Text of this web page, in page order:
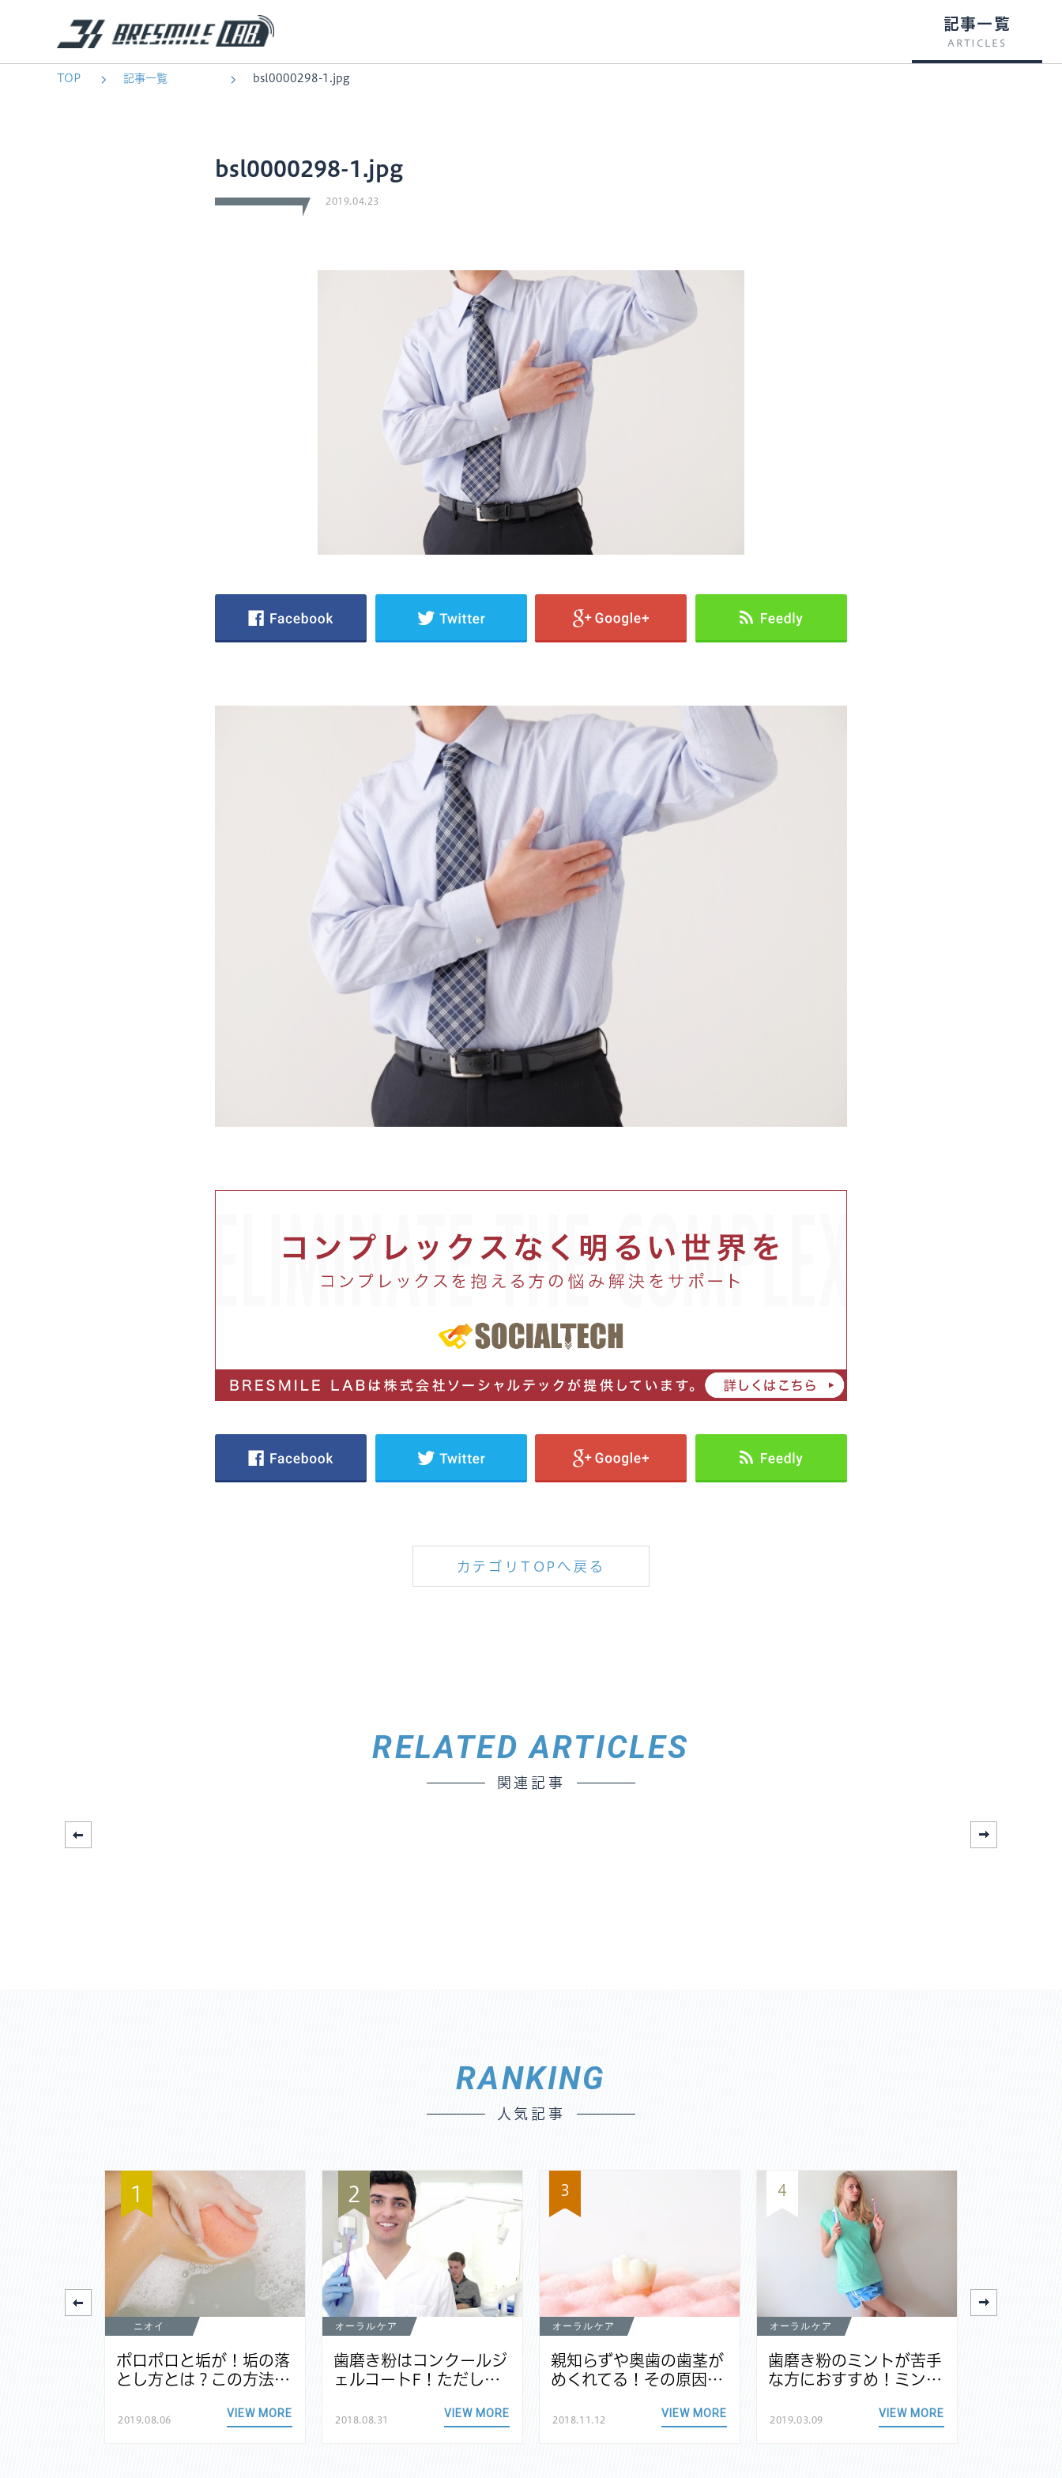
記事一覧
ARTICLES
TOP 記事一覧 bsl0000298-1.jpg
bsl0000298-1.jpg
2019.04.23
カテゴリTOPへ戻る
RELATED ARTICLES
関連記事
RANKING
人気記事
1
ニオイ
ポロポロと垢が！垢の落
とし方とは？この方法…
2019.08.06
VIEW MORE
2
オーラルケア
歯磨き粉はコンクールジ
ェルコートF！ただし…
2018.08.31
VIEW MORE
3
オーラルケア
親知らずや奥歯の歯茎が
めくれてる！その原因…
2018.11.12
VIEW MORE
4
オーラルケア
歯磨き粉のミントが苦手
な方におすすめ！ミン…
2019.03.09
VIEW MORE